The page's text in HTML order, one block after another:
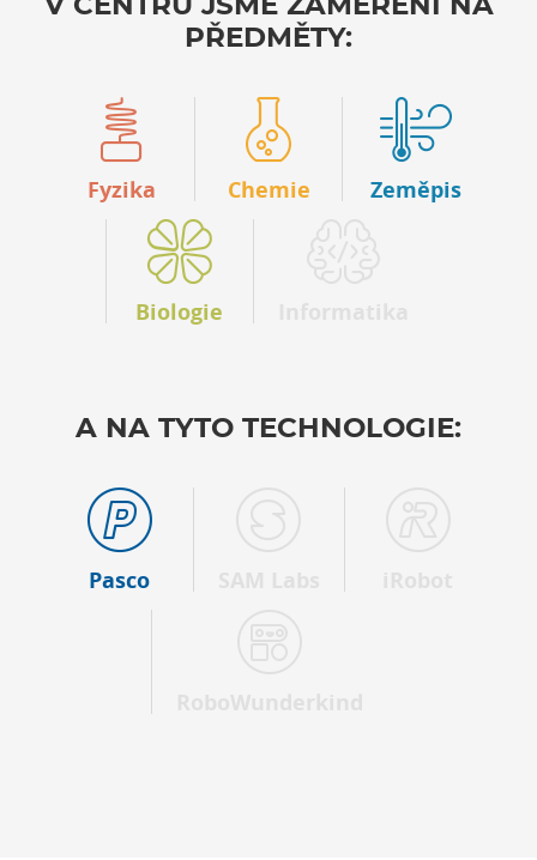
V CENTRU JSME ZAMĚŘENI NA
PŘEDMĚTY:
Fyzika Chemie Zeměpis
Biologie
A NA TYTO TECHNOLOGIE:
Pasco